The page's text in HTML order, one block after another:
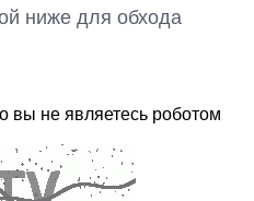
ниже для обхода
вы не являетесь роботом